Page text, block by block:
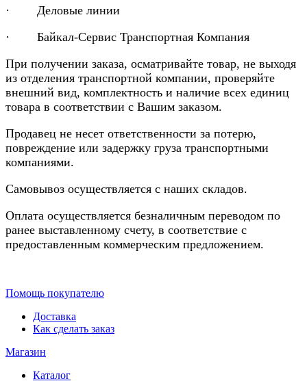
· Деловые линии
· Байкал-Сервис Транспортная Компания
При получении заказа, осматривайте товар, не выходя
из отделения транспортной компании, проверяйте
внешний вид, комплектность и наличие всех единиц
товара в соответствии с Вашим заказом.
Продавец не несет ответственности за потерю,
повреждение или задержку груза транспортными
компаниями.
Самовывоз осуществляется с наших складов.
Оплата осуществляется безналичным переводом по
ранее выставленному счету, в соответствие с
предоставленным коммерческим предложением.
Помощь покупателю
Доставка
Как сделать заказ
Магазин
Каталог